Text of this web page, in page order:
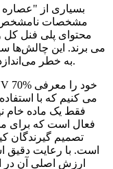
بسیاری از "عصاره
مشخصات نامشخص
محتوای پلی فنل کل
می برند. این چالش‌ها
و انطباق بین‌المللی را برای مشتریان B2B به خطر می‌اندازد.
می کنیم که با
فقط یک ماده خام
فعال است که برای
تصمیم گیرندگان
است. با رعایت دقیق